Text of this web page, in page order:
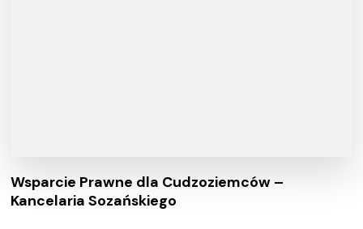
Wsparcie Prawne dla Cudzoziemców –
Kancelaria Sozańskiego